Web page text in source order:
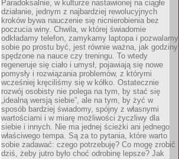
Paradoksalnie, w kulturze nastawionej na ciągłe
działanie, jednym z najbardziej rewolucyjnych
kroków bywa nauczenie się nicnierobienia bez
poczucia winy. Chwila, w której świadomie
odkładamy telefon, zamykamy laptopa i pozwalamy
sobie po prostu być, jest równie ważna, jak godziny
spędzone na nauce czy treningu. To wtedy
regeneruje się ciało i umysł, pojawiają się nowe
pomysły i rozwiązania problemów, z którymi
wcześniej kręciliśmy się w kółko. Ostatecznie
rozwój osobisty nie polega na tym, by stać się
„idealną wersją siebie”, ale na tym, by żyć w
sposób bardziej świadomy, spójny z własnymi
wartościami i w miarę możliwości życzliwy dla
siebie i innych. Nie ma jednej ścieżki ani jednego
właściwego tempa. Są za to pytania, które warto
sobie zadawać: czego potrzebuję? Co mogę zrobić
dziś, żeby jutro było choć odrobinę lepsze? Jak